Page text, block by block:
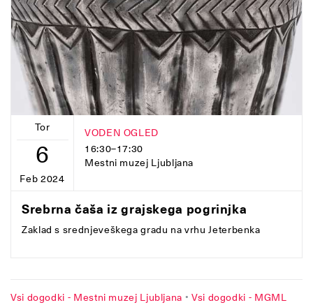
Tor
6
Feb 2024
VODEN OGLED
16:30–17:30
Mestni muzej Ljubljana
Srebrna čaša iz grajskega pogrinjka
Zaklad s srednjeveškega gradu na vrhu Jeterbenka
Vsi dogodki - Mestni muzej Ljubljana • Vsi dogodki - MGML